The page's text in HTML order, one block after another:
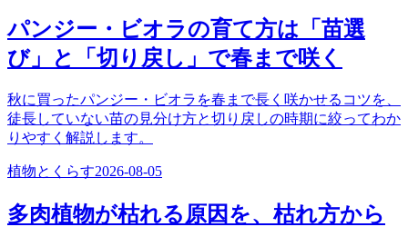
パンジー・ビオラの育て方は「苗選
び」と「切り戻し」で春まで咲く
秋に買ったパンジー・ビオラを春まで長く咲かせるコツを、
徒長していない苗の見分け方と切り戻しの時期に絞ってわか
りやすく解説します。
植物とくらす2026-08-05
多肉植物が枯れる原因を、枯れ方から